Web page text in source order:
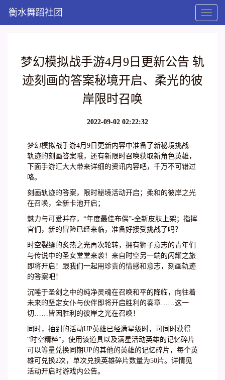
Toggle
衡水舞蹈社团
梦幻模拟战手游4月9日更新公告 轨
迹刻画的答案秘境开启、柔光的彼
岸限时召唤
2022-09-02 02:22:32
梦幻模拟战手游4月9日更新内容中准备了新秘境挑战-
轨迹的刻画答案哦，还有新限时召唤获取新角色英雄，
下面手游汇大大带来详细的资讯内容吧，千万不可错过
咯。
刻画轨迹的答案，限时秘境活动开启；柔和的彼岸之光
在召唤，全新卡池开启；
魅力与可爱并存，“年度最佳布偶”-全新皮肤上架；指挥
官们，新的冒险已经来临，准备好接受挑战了吗？
时空裂缝的炙热之光再次轮转，拥有狮子意志的青年们
与传说中的圣女堂堂来袭！来自时空另一端的闪耀之旅
即将开启！跟我们一起用珍贵的情感和意志，刻画轨迹
的答案吧！
沉睡于圣剑之中的纯净灵魂在召唤和平的降临，向往着
未来的坚定女仆与伙伴即将开启胜利的奏章……这一
切……皆因胜利的彼岸之光在召唤！
同时，抽到的活动UP英雄已经满星级时，可同时获得
“时空精粹”，使用该道具以及满星活动英雄的记忆碎片
可以等量兑换同期UP的其他的英雄的记忆碎片，每个英
雄可兑换2次，单次兑换英雄碎片数量为50片。详情见
活动开启时游戏内公告。